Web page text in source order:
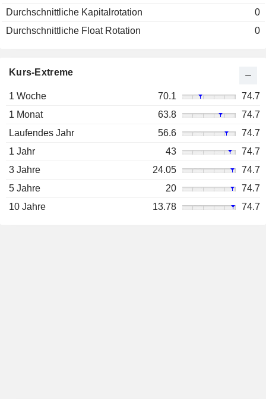
Durchschnittliche Kapitalrotation
0
Durchschnittliche Float Rotation
0
Kurs-Extreme
1 Woche 70.1
74.7
1 Monat
63.8
74.7
Laufendes Jahr
56.6
74.7
1 Jahr
43
74.7
3 Jahre
24.05
74.7
5 Jahre
20
74.7
10 Jahre
13.78 74.7